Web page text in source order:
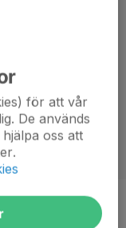
för att vår
De används
oss att